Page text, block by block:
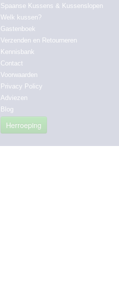
Spaanse Kussens & Kussenslopen
Welk kussen?
Gastenboek
Verzenden en Retourneren
Kennisbank
Contact
Voorwaarden
Privacy Policy
Adviezen
Blog
Herroeping